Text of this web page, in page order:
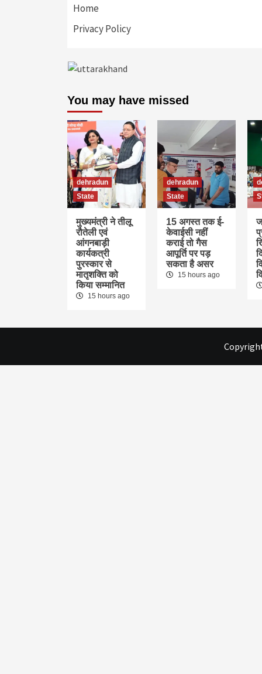
Home
Privacy Policy
You may have missed
dehradun
State
मुख्यमंत्री ने तीलू
रौतेली एवं
आंगनबाड़ी
कार्यकत्री
पुरस्कार से
मातृशक्ति को
किया सम्मानित
15 hours ago
dehradun
State
15 अगस्त तक ई-
केवाईसी नहीं
कराई तो गैस
आपूर्ति पर पड़
सकता है असर
15 hours ago